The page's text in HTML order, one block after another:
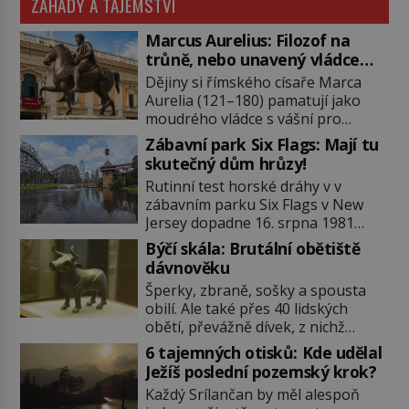
Marcus Aurelius: Filozof na
trůně, nebo unavený vládce
závislý na opiu?
Dějiny si římského císaře Marca
Aurelia (121–180) pamatují jako
moudrého vládce s vášní pro
filozofii, byť musíme tuto moudrost
vnímat v kontextu jeho postavení i
doby, ve které žil. Máme však nyní
rozbít tuto obecně přijímanou
pravdu na padrť a prohlásit, že to
byl jen životem unavený a drogou
ovládaný muž? Marcus Aurelius byl
zastáncem stoicismu, učení, […]
Zábavní park Six Flags: Mají tu
skutečný dům hrůzy!
Rutinní test horské dráhy v v
zábavním parku Six Flags v New
Jersey dopadne 16. srpna 1981
katastrofou. 20letý technik Scott
Tyler se zřítí na zem! Zranění jsou
neslučitelná se životem. „Nepoužil
bezpečnostní zábranu,“ osvětlí
smrtelnou nehodu tiskový mluvčí
parku a vyšetřovatelé mu dávají za
pravdu: „Atrakce je v pořádku.“ A
pak přijde srpen roku […]
Býčí skála: Brutální obětiště
dávnověku
Šperky, zbraně, sošky a spousta
obilí. Ale také přes 40 lidských
obětí, převážně dívek, z nichž
některým rozetnou hlavu a
useknou končetiny. To je slavný
halštatský pohřeb. V Evropě
nevídaný objev, který dodnes
6 tajemných otisků: Kde udělal
Ježíš poslední pozemský krok?
Každý Srílančan by měl alespoň